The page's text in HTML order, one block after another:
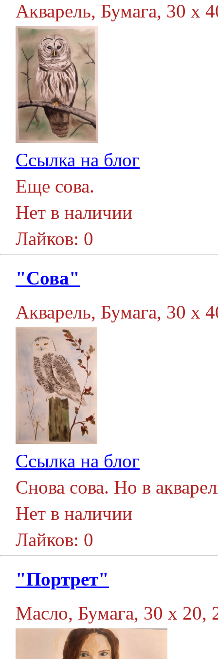
Акварель, Бумага, 30 х
Ссылка на блог
Еще сова.
Нет в наличии
Лайков: 0
"Сова"
Акварель, Бумага, 30 х
Ссылка на блог
Снова сова. Но в
Нет в наличии
Лайков: 0
"Портрет"
Масло, Бумага, 30 х 20,